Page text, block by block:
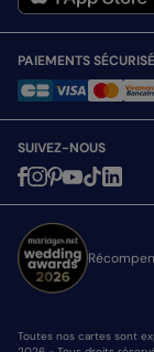
PAIEMENTS
SUIVEZ-NOUS
Toutes nos cartes sont